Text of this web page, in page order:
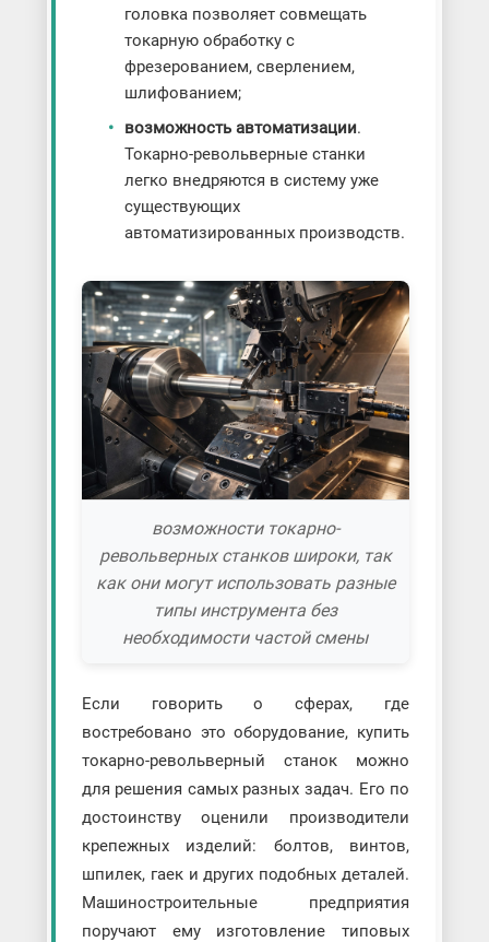
головка позволяет совмещать
токарную обработку с
фрезерованием, сверлением,
шлифованием;
возможность автоматизации.
Токарно-револьверные станки
легко внедряются в систему уже
существующих
автоматизированных производств.
возможности токарно-
револьверных станков широки, так
как они могут использовать разные
типы инструмента без
необходимости частой смены
Если говорить о сферах, где
востребовано это оборудование, купить
токарно-револьверный станок можно
для решения самых разных задач. Его по
достоинству оценили производители
крепежных изделий: болтов, винтов,
шпилек, гаек и других подобных деталей.
Машиностроительные предприятия
поручают ему изготовление типовых